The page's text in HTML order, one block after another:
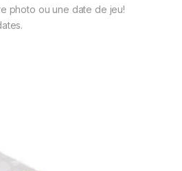
photo ou une date de jeu!